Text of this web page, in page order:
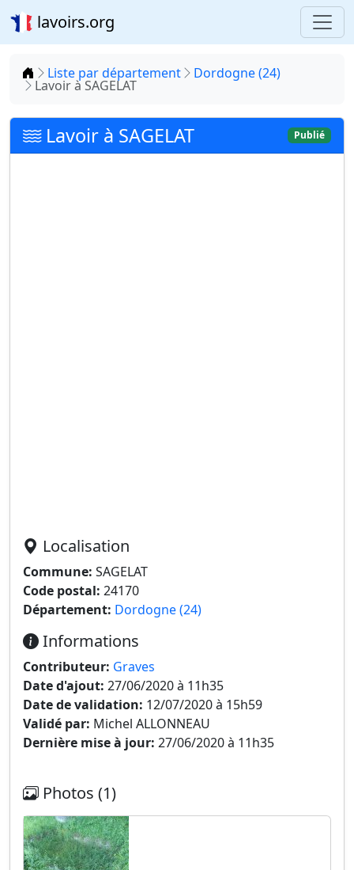
lavoirs.org
Accueil
Liste par département Dordogne (24)
Lavoir à SAGELAT
Lavoir à SAGELAT Publié
Localisation
Commune: SAGELAT
Code postal: 24170
Département: Dordogne (24)
Informations
Contributeur: Graves
Date d'ajout: 27/06/2020 à 11h35
Date de validation: 12/07/2020 à 15h59
Validé par: Michel ALLONNEAU
Dernière mise à jour: 27/06/2020 à 11h35
Photos (1)